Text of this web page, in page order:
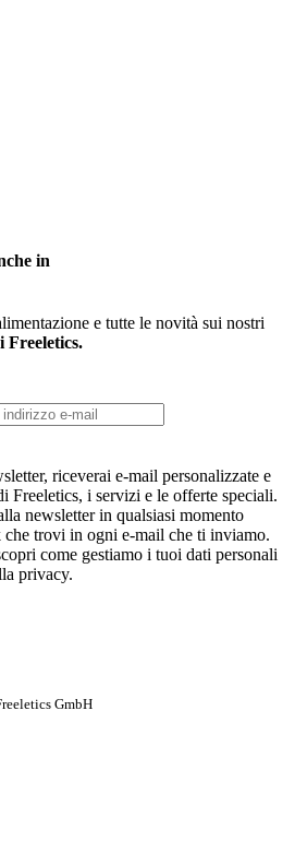
in
e tutte le novità sui nostri
Freeletics.
riceverai e-mail personalizzate e
Freeletics, i servizi e le offerte speciali.
newsletter in qualsiasi momento
trovi in ogni e-mail che ti inviamo.
come gestiamo i tuoi dati personali
privacy.
GmbH